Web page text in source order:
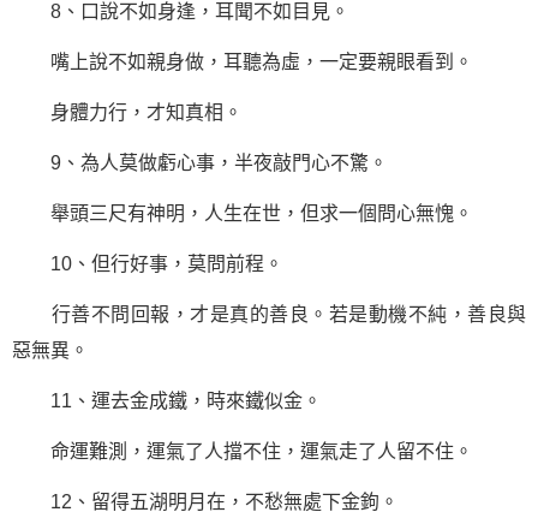
8、口說不如身逢，耳聞不如目見。
嘴上說不如親身做，耳聽為虛，一定要親眼看到。
身體力行，才知真相。
9、為人莫做虧心事，半夜敲門心不驚。
舉頭三尺有神明，人生在世，但求一個問心無愧。
10、但行好事，莫問前程。
行善不問回報，才是真的善良。若是動機不純，善良與
惡無異。
11、運去金成鐵，時來鐵似金。
命運難測，運氣了人擋不住，運氣走了人留不住。
12、留得五湖明月在，不愁無處下金鉤。